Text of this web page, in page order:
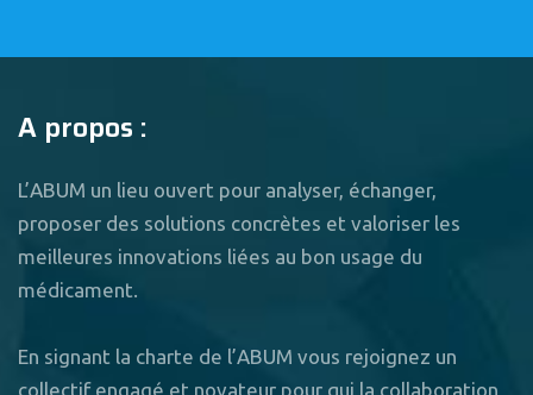
A propos :
L’ABUM un lieu ouvert pour analyser, échanger,
proposer des solutions concrètes et valoriser les
meilleures innovations liées au bon usage du
médicament.
En signant la charte de l’ABUM vous rejoignez un
collectif engagé et novateur pour qui la collaboration